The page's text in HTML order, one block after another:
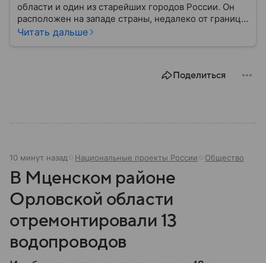
области и один из старейших городов России. Он
расположен на западе страны, недалеко от границ с
Белоруссией и Украиной, и известен своей
Читать дальше
Поделиться
10 минут назад Национальные проекты России Общество
В Мценском районе
Орловской области
отремонтировали 13
водопроводов